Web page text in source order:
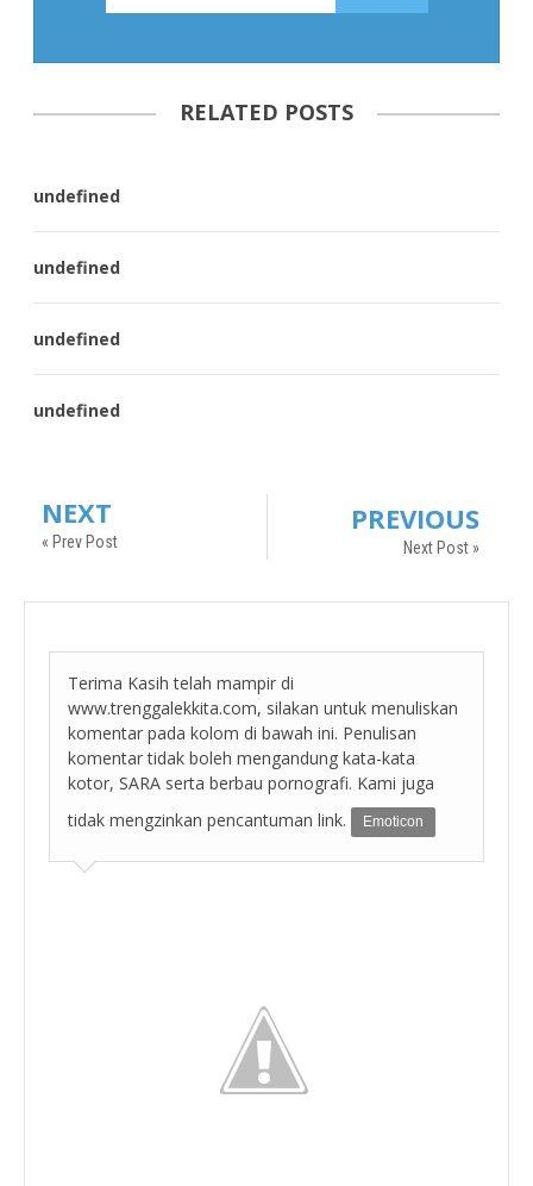
RELATED POSTS
undefined
undefined
undefined
undefined
NEXT
« Prev Post
PREVIOUS
Next Post »
Terima Kasih telah mampir di
www.trenggalekkita.com, silakan untuk menuliskan
komentar pada kolom di bawah ini. Penulisan
komentar tidak boleh mengandung kata-kata
kotor, SARA serta berbau pornografi. Kami juga
tidak mengzinkan pencantuman link.
Emoticon